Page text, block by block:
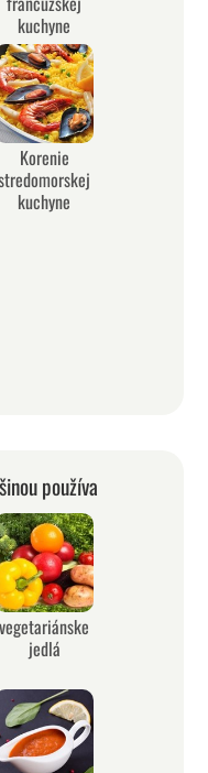
kuchyne
Korenie
kuchyne
používa
vegetariánske
jedlá